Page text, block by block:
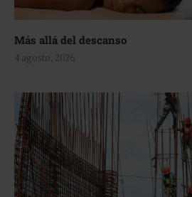
Más allá del descanso
4 agosto, 2026